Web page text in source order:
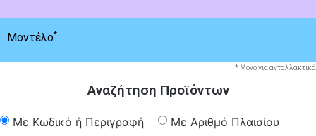
Μοντέλο*
* Μόνο για ανταλλακτικά
Αναζήτηση Προϊόντων
Με Κωδικό ή Περιγραφή Με Αριθμό Πλαισίου